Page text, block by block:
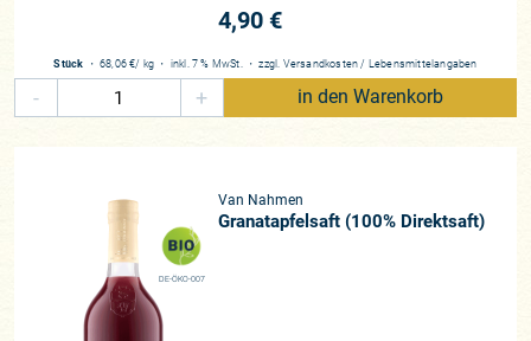
4,90 €
Stück ・ 68,06 €/ kg ・ inkl. 7 % MwSt.・zzgl. Versandkosten / Lebensmittelangaben
- + in den Warenkorb
DE-ÖKO-007
Van Nahmen
Granatapfelsaft (100% Direktsaft)